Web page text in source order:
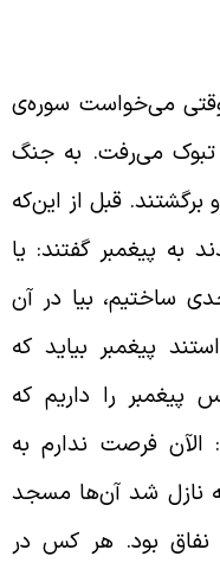
می‌خواست سوره‌ی
می‌‌رفت. به جنگ
قبل از این‌که
پیغمبر گفتند: یا
ساختیم، بیا در آن
پیغمبر بیاید که
را داریم که
فرصت ندارم به
نازل شد آن‌ها مسجد
نفاق بود. هر کس در